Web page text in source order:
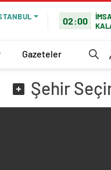
02:00
Gazeteler
Şehir